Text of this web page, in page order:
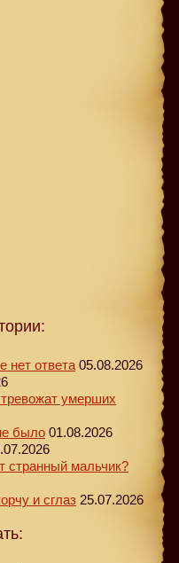
нет ответа 05.08.2026
умерших
было 01.08.2026
странный мальчик?
и сглаз 25.07.2026